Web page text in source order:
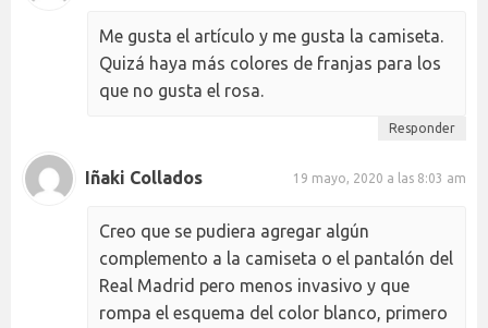
Me gusta el artículo y me gusta la camiseta.
Quizá haya más colores de franjas para los
que no gusta el rosa.
Responder
Iñaki Collados 19 mayo, 2020 a las 8:03 am
Creo que se pudiera agregar algún
complemento a la camiseta o el pantalón del
Real Madrid pero menos invasivo y que
rompa el esquema del color blanco, primero